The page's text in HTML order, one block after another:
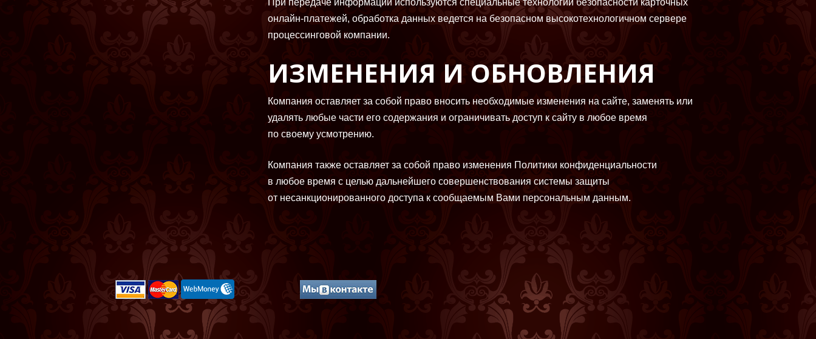
При передаче информации используются специальные технологии безопасности карточных
онлайн-платежей, обработка данных ведется на безопасном высокотехнологичном сервере
процессинговой компании.
ИЗМЕНЕНИЯ И ОБНОВЛЕНИЯ
Компания оставляет за собой право вносить необходимые изменения на сайте, заменять или
удалять любые части его содержания и ограничивать доступ к сайту в любое время
по своему усмотрению.
Компания также оставляет за собой право изменения Политики конфиденциальности
в любое время с целью дальнейшего совершенствования системы защиты
от несанкционированного доступа к сообщаемым Вами персональным данным.